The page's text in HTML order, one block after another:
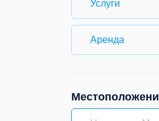
Услуги
Аренда